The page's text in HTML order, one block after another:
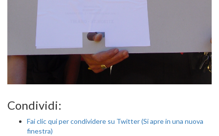
Condividi:
Fai clic qui per condividere su Twitter (Si apre in una nuova
finestra)